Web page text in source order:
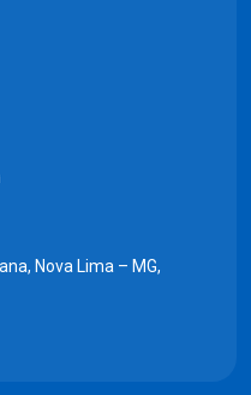
Nova Lima – MG,